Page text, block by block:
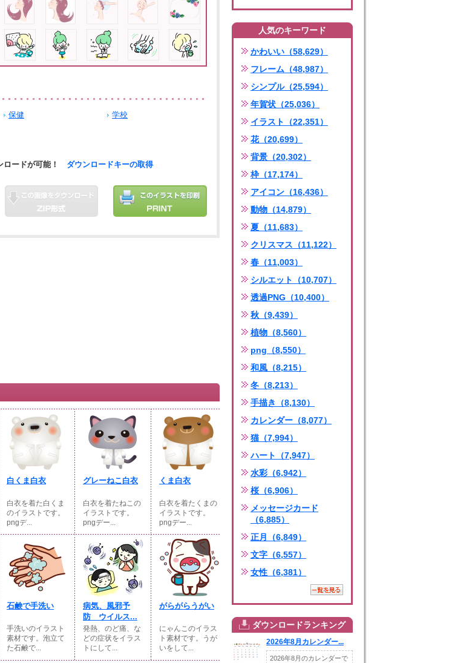
保健
学校
ロードが可能！ ダウンロードキーの取得
白くま白衣
白衣を着た白くま
のイラストです。
pngデ...
グレーねこ白衣
白衣を着たねこの
イラストです。
pngデー...
くま白衣
白衣を着たくまの
イラストです。
pngデー...
石鹸で手洗い
手洗いのイラスト
素材です。泡立て
た石鹸で...
病気、風邪予
防 ウイルス...
発熱、のど痛、な
どの症状をイラス
トにして...
がらがらうがい
にゃんこのイラス
ト素材です。うが
いをして...
人気のキーワード
かわいい（58,629）
フレーム（48,987）
シンプル（25,594）
年賀状（25,036）
イラスト（22,351）
花（20,699）
背景（20,302）
枠（17,174）
アイコン（16,436）
動物（14,879）
夏（11,683）
クリスマス（11,122）
春（11,003）
シルエット（10,707）
透過PNG（10,400）
秋（9,439）
植物（8,560）
png（8,550）
和風（8,215）
冬（8,213）
手描き（8,130）
カレンダー（8,077）
猫（7,994）
ハート（7,947）
水彩（6,942）
桜（6,906）
メッセージカード
（6,885）
正月（6,849）
文字（6,557）
女性（6,381）
ダウンロードランキング
2026年8月カレンダー...
2026年8月のカレンダーで